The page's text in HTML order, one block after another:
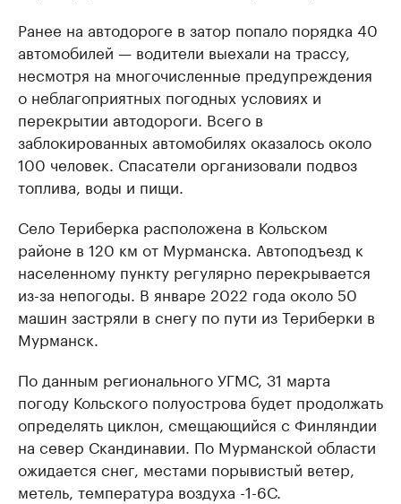
Ранее на автодороге в затор попало порядка 40
автомобилей — водители выехали на трассу,
несмотря на многочисленные предупреждения
о неблагоприятных погодных условиях и
перекрытии автодороги. Всего в
заблокированных автомобилях оказалось около
100 человек. Спасатели организовали подвоз
топлива, воды и пищи.
Село Териберка расположена в Кольском
районе в 120 км от Мурманска. Автоподъезд к
населенному пункту регулярно перекрывается
из-за непогоды. В январе 2022 года около 50
машин застряли в снегу по пути из Териберки в
Мурманск.
По данным регионального УГМС, 31 марта
погоду Кольского полуострова будет продолжать
определять циклон, смещающийся с Финляндии
на север Скандинавии. По Мурманской области
ожидается снег, местами порывистый ветер,
метель, температура воздуха -1-6С.